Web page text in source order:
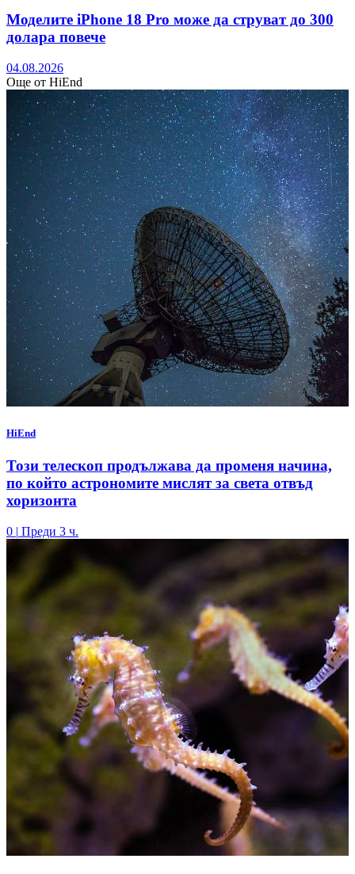
Моделите iPhone 18 Pro може да струват до 300
долара повече
04.08.2026
Още от HiEnd
HiEnd
Този телескоп продължава да променя начина,
по който астрономите мислят за света отвъд
хоризонта
0 | Преди 3 ч.